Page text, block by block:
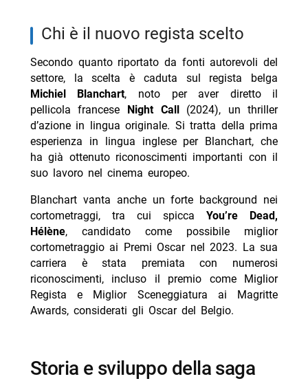
chi è il nuovo regista scelto
Secondo quanto riportato da fonti autorevoli del
settore, la scelta è caduta sul regista belga
Michiel Blanchart, noto per aver diretto il
pellicola francese
Night Call
(2024), un thriller
d’azione in lingua originale. Si tratta della prima
esperienza in lingua inglese per Blanchart, che
ha già ottenuto riconoscimenti importanti con il
suo lavoro nel cinema europeo.
Blanchart vanta anche un forte background nei
cortometraggi, tra cui spiccaYou’re Dead,
Hélène, candidato come possibile miglior
cortometraggio ai Premi Oscar nel 2023. La sua
carriera è stata premiata con numerosi
riconoscimenti, incluso il premio come Miglior
Regista e Miglior Sceneggiatura ai Magritte
Awards, considerati gli Oscar del Belgio.
storia e sviluppo della saga